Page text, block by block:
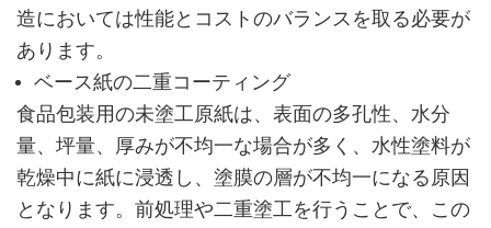
造においては性能とコストのバランスを取る必要が
あります。
ベース紙の二重コーティング
食品包装用の未塗工原紙は、表面の多孔性、水分
量、坪量、厚みが不均一な場合が多く、水性塗料が
乾燥中に紙に浸透し、塗膜の層が不均一になる原因
となります。前処理や二重塗工を行うことで、この